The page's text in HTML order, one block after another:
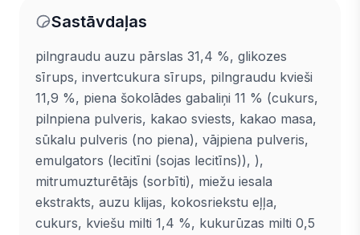
Sastāvdaļas
pilngraudu auzu pārslas 31,4 %, glikozes
sīrups, invertcukura sīrups, pilngraudu kvieši
11,9 %, piena šokolādes gabaliņi 11 % (cukurs,
pilnpiena pulveris, kakao sviests, kakao masa,
sūkalu pulveris (no piena), vājpiena pulveris,
emulgators (lecitīni (sojas lecitīns)), ),
mitrumuzturētājs (sorbīti), miežu iesala
ekstrakts, auzu klijas, kokosriekstu eļļa,
cukurs, kviešu milti 1,4 %, kukurūzas milti 0,5